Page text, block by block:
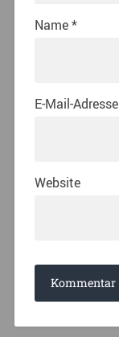
Name*
E-Mail-Adresse
Website